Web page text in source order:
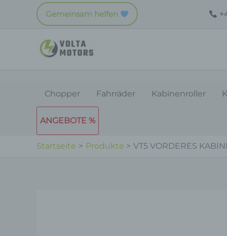
Gemeinsam helfen
Chopper Fahrräder Kabinenroller
ANGEBOTE %
Startseite Produkte VT5 VORDERES